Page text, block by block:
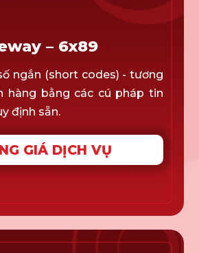
– 6x89
ngắn (short codes) - tương
hàng bằng các cú pháp tin
định sẵn.
GIÁ DỊCH VỤ